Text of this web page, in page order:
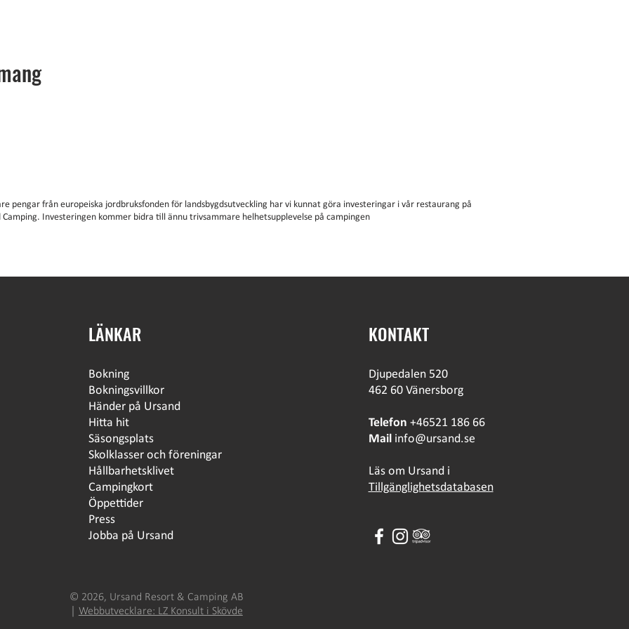
pengar från europeiska jordbruksfonden för landsbygdsutveckling har vi kunnat göra investeringar i vår restaurang på
Camping. Investeringen kommer bidra till ännu trivsammare helhetsupplevelse på campingen
LÄNKAR
Bokning
Bokningsvillkor
Händer på Ursand
Hitta hit
Säsongsplats
Skolklasser och föreningar
Hållbarhetsklivet
Campingkort
Öppettider
Press
Jobba på Ursand
© 2026, Ursand Resort & Camping AB
Webbutvecklare: LZ Konsult i Skövde
KONTAKT
Djupedalen 520
462 60 Vänersborg
Telefon +46521 186 66
Mail info@ursand.se
Läs om Ursand i
Tillgänglighetsdatabasen